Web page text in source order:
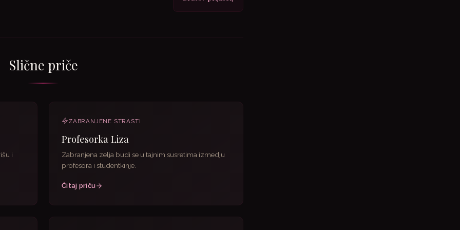
Slične priče
i
ZABRANJENE STRASTI
Profesorka Liza
Zabranjena zelja budi se u tajnim susretima izmedju
profesora i studentkinje.
Čitaj priču